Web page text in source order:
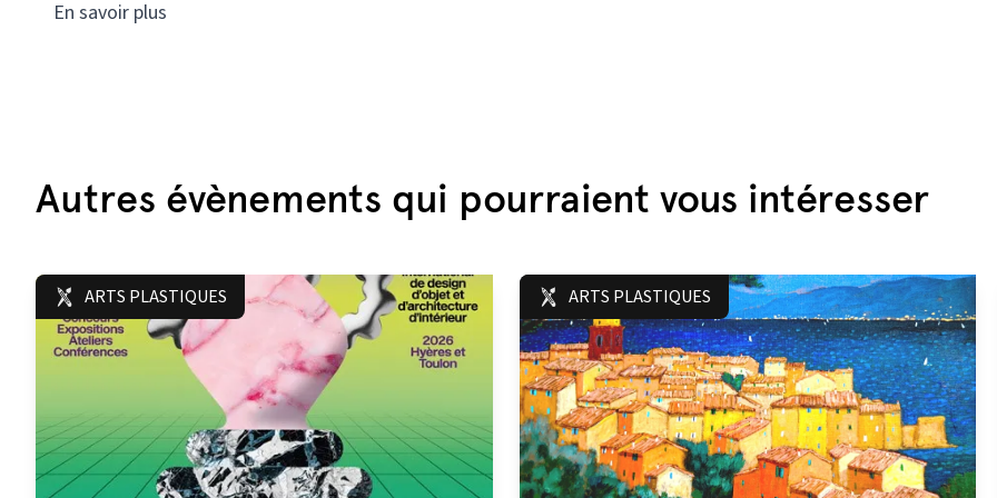
En savoir plus
Autres évènements qui pourraient vous intéresser
ARTS PLASTIQUES ARTS PLASTIQUES